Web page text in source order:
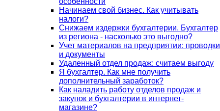
Начинаем свой бизнес. Как учитывать
налоги?
Снижаем издержки бухгалтерии. Бухгалтер
из региона - насколько это выгодно?
Учет материалов на предприятии: проводки
и документы
Удаленный отдел продаж: считаем выгоду
Я бухгалтер. Как мне получить
дополнительный заработок?
Как наладить работу отделов продаж и
закупок и бухгалтерии в интернет-
магазине?